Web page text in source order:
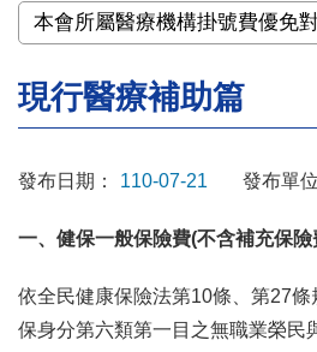
本會所屬醫療機構掛號費優免
現行醫療補助篇
發布日期： 110-07-21 發布單位
一、健保一般保險費(不含補充保險
依全民健康保險法第10條、第27
保身分第六類第一目之無職業榮民